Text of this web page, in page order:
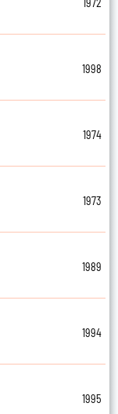
1998
1974
1973
1989
1994
1995